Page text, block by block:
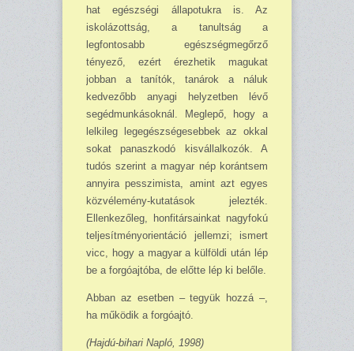
hat egészségi állapotukra is. Az
iskolázottság, a tanultság a
legfontosabb egészségmegőrző
tényező, ezért érezhetik magukat
jobban a ta­nítók, tanárok a náluk
kedvezőbb anyagi hely­zetben lévő
segédmunkásoknál. Meglepő, hogy a
lelkileg legegészségesebbek az okkal
sokat panaszkodó kisvállalkozók. A
tudós sze­rint a magyar nép korántsem
annyira pesszi­mista, amint azt egyes
közvélemény-kutatások jelezték.
Ellenkezőleg, honfitársainkat nagyfo­kú
teljesítményorientáció jellemzi; ismert
vicc, hogy a magyar a külföldi után lép
be a forgó­ajtóba, de előtte lép ki belőle.
Abban az eset­ben – tegyük hozzá –,
ha működik a forgóajtó.
(Hajdú-bihari Napló, 1998)